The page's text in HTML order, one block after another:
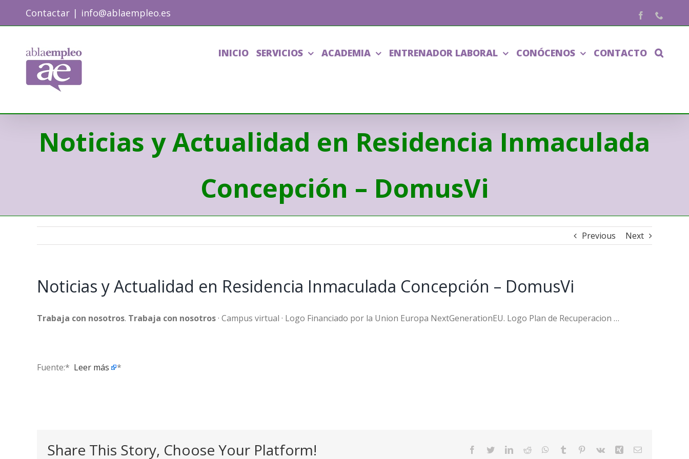
Contactar | info@ablaempleo.es Facebook
INICIO SERVICIOS ACADEMIA ENTRENADOR LABORAL CONÓCENOS CONTACTO
Noticias y Actualidad en Residencia Inmaculada
Concepción – DomusVi
Previous Next
Noticias y Actualidad en Residencia Inmaculada Concepción – DomusVi
Trabaja con nosotros. Trabaja con nosotros· Campus virtual · Logo Financiado por la Union Europa NextGenerationEU. Logo Plan de Recuperacion …
Fuente:* ​ Leer más *
Share This Story, Choose Your Platform! Facebook
TwitterLinkedIn
Reddit WhatsApp
Tumblr Pinterest
Vk Xing Email